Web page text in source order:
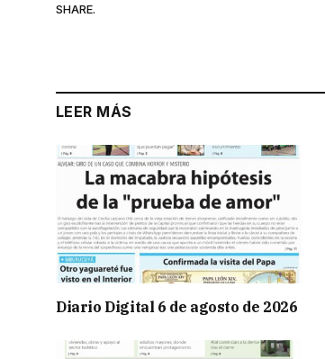
SHARE.
LEER MÁS
Diario Digital 6 de agosto de 2026